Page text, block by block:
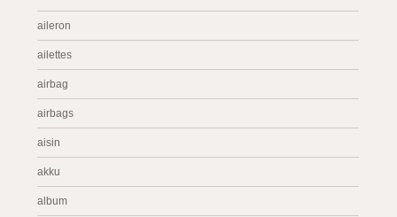
aileron
ailettes
airbag
airbags
aisin
akku
album